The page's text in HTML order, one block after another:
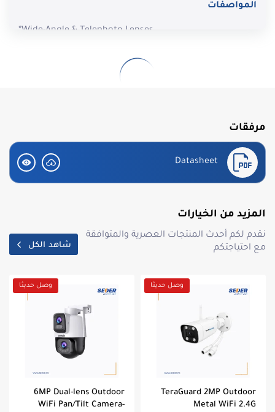
المواصفات
*Wide-Angle & Telephoto Lenses
*Pan, Tilt & 6× Hybrid Zoom
*2.4/5 GHz Dual-Band Wi-Fi 6
مرفقات
Datasheet
المزيد من الخيارات
نقدم لكم أحدث المنتجات العصرية والمتوافقة
مع احتياجتكم
شاهد الكل
وصل حديثا
TeraGuard 2MP Outdoor
Metal WiFi 2.4G
وصل حديثا
6MP Dual-lens Outdoor
WiFi Pan/Tilt Camera-